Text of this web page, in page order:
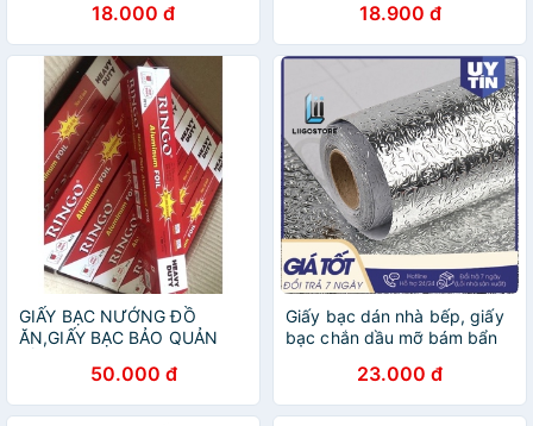
18.000 đ 18.900 đ
GIẤY BẠC NƯỚNG ĐỒ
ĂN,GIẤY BẠC BẢO QUẢN
50.000 đ
Giấy bạc dán nhà bếp, giấy
bạc chắn dầu mỡ bám bẩn
23.000 đ